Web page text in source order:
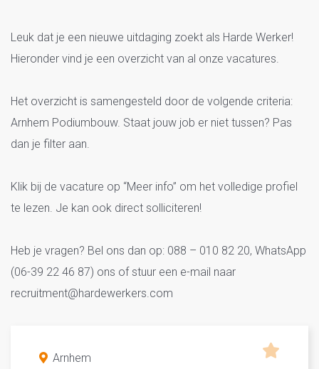
Vacatures Arnhem Podiumbouw
Leuk dat je een nieuwe uitdaging zoekt als Harde Werker!
Hieronder vind je een overzicht van al onze vacatures.
Het overzicht is samengesteld door de volgende criteria:
Arnhem Podiumbouw. Staat jouw job er niet tussen? Pas
dan je filter aan.
Klik bij de vacature op “Meer info” om het volledige profiel
te lezen. Je kan ook direct solliciteren!
Heb je vragen? Bel ons dan op: 088 – 010 82 20, WhatsApp
(06-39 22 46 87) ons of stuur een e-mail naar
recruitment@hardewerkers.com
Arnhem